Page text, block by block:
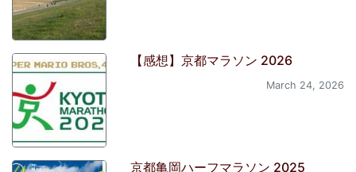
【感想】京都マラソン 2026
March 24, 2026
京都亀岡ハーフマラソン 2025